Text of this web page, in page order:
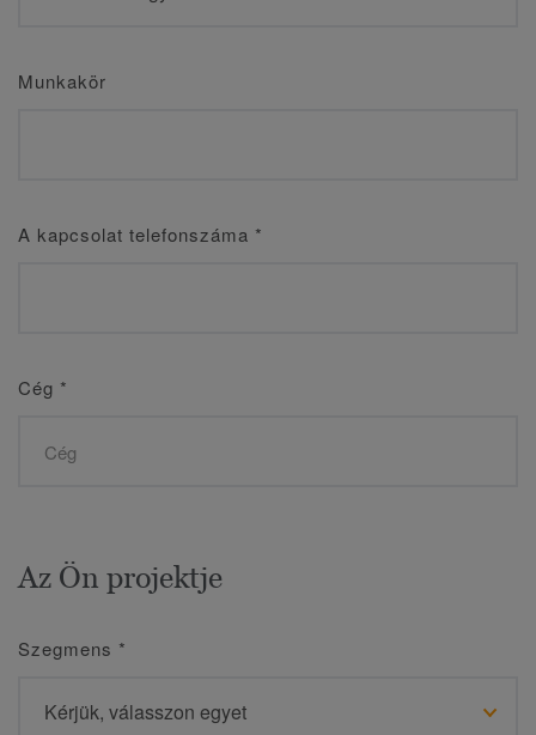
Munkakör
A kapcsolat telefonszáma *
Cég *
Az Ön projektje
Szegmens *